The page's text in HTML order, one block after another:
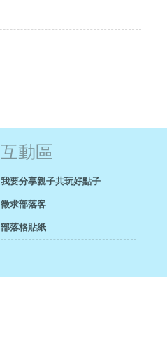
互動區
我要分享親子共玩好點子
徵求部落客
部落格貼紙